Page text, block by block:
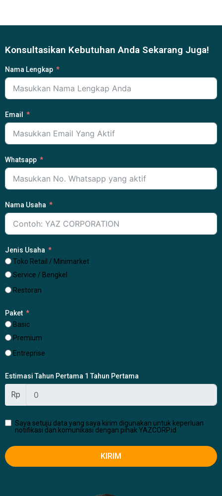
Konsultasikan Kebutuhan Anda Sekarang Juga!
Nama Lengkap
Email
Whatsapp
Nama Usaha
Jenis Usaha
Toko Retail / Minimarket
Service / Bengkel
Restoran
Paket
Basic
Premium
Entreprise
Estimasi Tahun Pertama 1 Tahun Pertama
Rp
Saya setuju data yang saya kirim digunakan untuk keperluan
notifikasi dan komunikasi dengan pihak YAZCORP.id
KIRIM